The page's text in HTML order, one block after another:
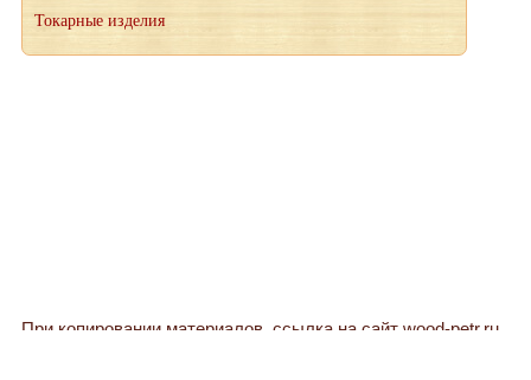
Токарные изделия
При копировании материалов, ссылка на сайт wood-petr.ru